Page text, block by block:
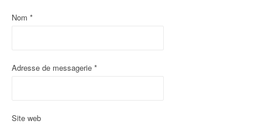
Nom *
Adresse de messagerie *
Site web